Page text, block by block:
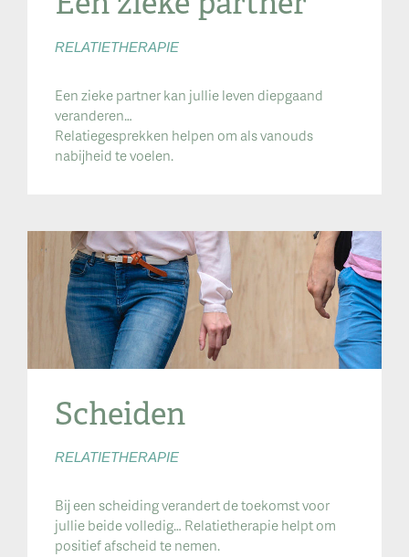
RELATIETHERAPIE
Een zieke partner kan jullie leven diepgaand
veranderen…
Relatiegesprekken helpen om als vanouds
nabijheid te voelen.
Scheiden
RELATIETHERAPIE
Bij een scheiding verandert de toekomst voor
jullie beide volledig… Relatietherapie helpt om
positief afscheid te nemen.